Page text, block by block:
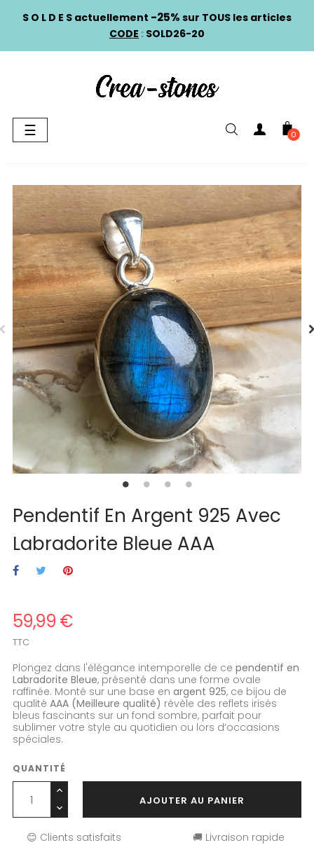
S O L D E S actuellement -25% sur TOUS les articles
CODE : SOLD26-20
Basculer
la
☰ 0
Pendentif En Argent 925 Avec
Labradorite Bleue AAA
59,99 €
TTC
Plongez dans l'élégance intemporelle de ce pendentif en
Labradorite Bleue, présenté dans une forme ovale
raffinée. Monté sur une base en argent 925, ce bijou de
qualité AAA (Meilleure qualité) révèle des reflets irisés
bleus fascinants sur un fond sombre, parfait pour
sublimer votre style au quotidien ou lors d’occasions
spéciales.
QUANTITÉ
AJOUTER AU PANIER
😊 Clients satisfaits
🚚 Livraison rapide